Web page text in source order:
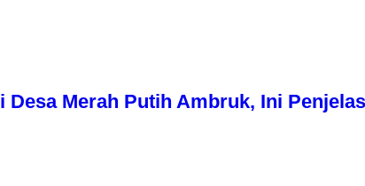
Merah Putih Ambruk, Ini